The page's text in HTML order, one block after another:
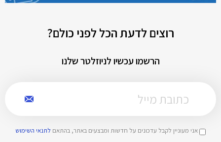
רוצים לדעת הכל לפני כולם?
הרשמו עכשיו לניוזלטר שלנו
אני מעוניין לקבל עדכונים על חדשות ומבצעים באתר, בהתאם לתנאי השימוש